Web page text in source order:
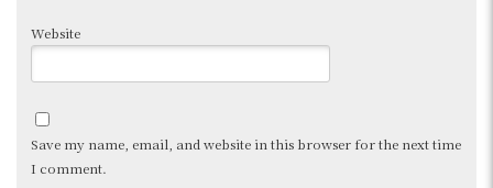
Website
Save my name, email, and website in this browser for the next time
I comment.